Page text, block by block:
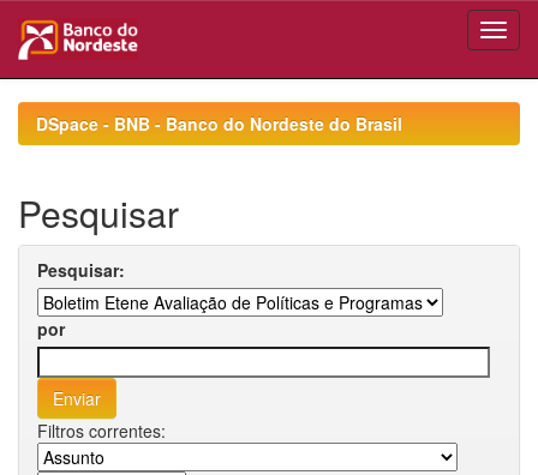
navigationDSpace - BNB - Banco do Nordeste do Brasil
Pesquisar
Pesquisar:
por
Filtros correntes: